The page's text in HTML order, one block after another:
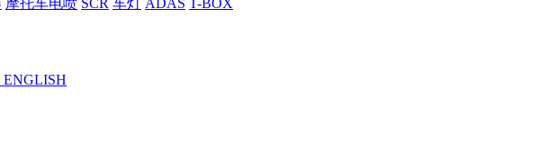
摩托车电喷 SCR 车灯 ADAS
T-BOX
ENGLISH